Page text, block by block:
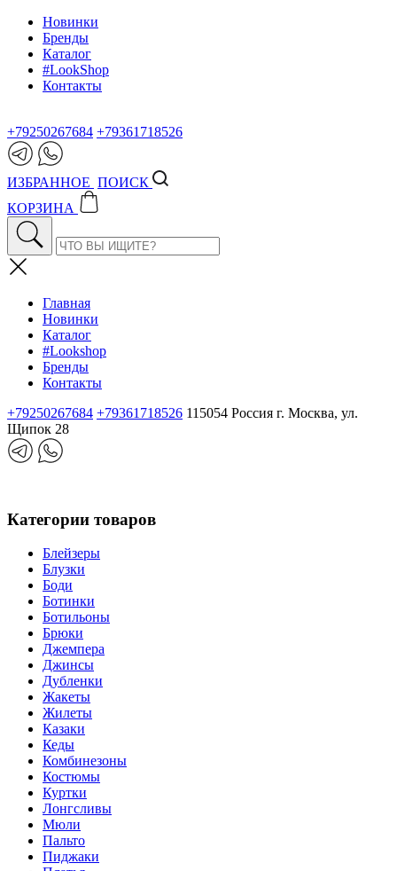
Новинки
Бренды
Каталог
#LookShop
Контакты
+79250267684 +79361718526
ИЗБРАННОЕ ПОИСК
КОРЗИНА
Главная
Новинки
Каталог
#Lookshop
Бренды
Контакты
+79250267684 +79361718526 115054 Россия г. Москва, ул.
Щипок 28
Категории товаров
Блейзеры
Блузки
Боди
Ботинки
Ботильоны
Брюки
Джемпера
Джинсы
Дубленки
Жакеты
Жилеты
Казаки
Кеды
Комбинезоны
Костюмы
Куртки
Лонгсливы
Мюли
Пальто
Пиджаки